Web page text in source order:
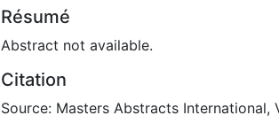
Résumé
Abstract not available.
Citation
Source: Masters Abstracts International,